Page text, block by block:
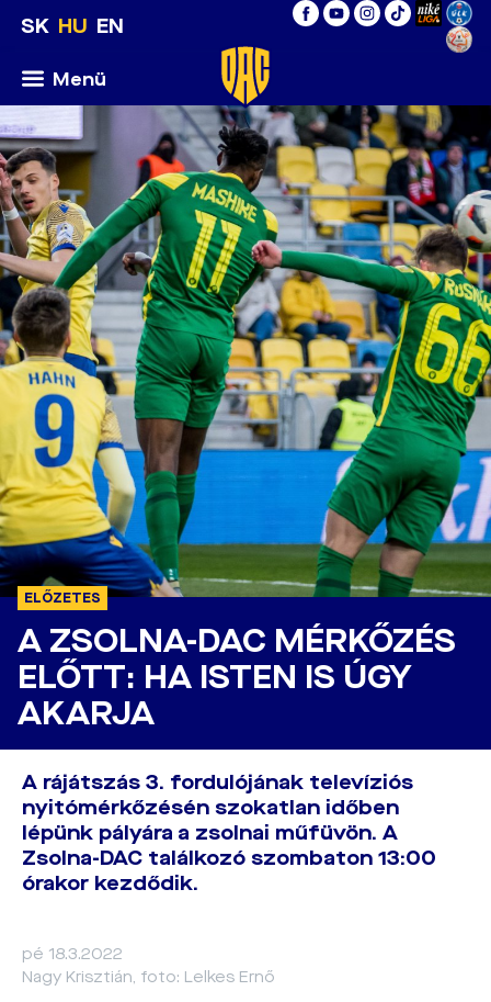
SK HU EN
Menü
ELŐZETES
A ZSOLNA-DAC MÉRKŐZÉS
ELŐTT: HA ISTEN IS ÚGY
AKARJA
A rájátszás 3. fordulójának televíziós
nyitómérkőzésén szokatlan időben
lépünk pályára a zsolnai műfüvön. A
Zsolna-DAC találkozó szombaton 13:00
órakor kezdődik.
pé 18.3.2022
Nagy Krisztián, foto: Lelkes Ernő